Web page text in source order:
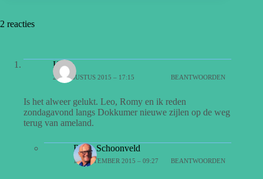
2 reacties
Harm
29 AUGUSTUS 2015 – 17:15 BEANTWOORDEN
Is het alweer gelukt. Leo, Romy en ik reden
zondagavond langs Dokkumer nieuwe zijlen op de weg
terug van ameland.
Rudy Schoonveld
15 SEPTEMBER 2015 – 09:27 BEANTWOORDEN